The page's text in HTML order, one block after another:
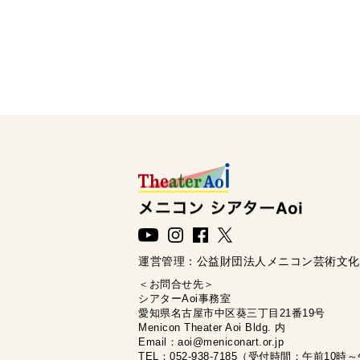
運営管理： 公益財団法人メニコン芸術文
＜お問合せ先＞
シアターAoi事務室
愛知県名古屋市中区葵三丁目21番19号
Menicon Theater Aoi Bldg. 内
Email：aoi@meniconart.or.jp
TEL：052-938-7185（受付時間：午前10時